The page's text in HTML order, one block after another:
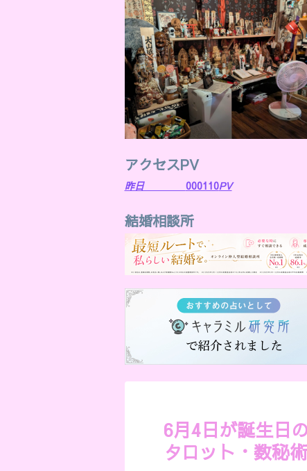
アクセスPV
昨日 000110PV
結婚相談所
6月4日が誕生日
タロット・数秘術